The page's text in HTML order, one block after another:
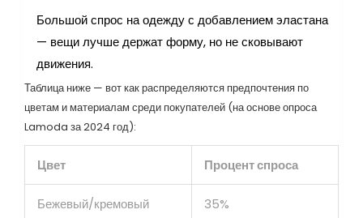
Большой спрос на одежду с добавлением эластана
— вещи лучше держат форму, но не сковывают
движения.
Таблица ниже — вот как распределяются предпочтения по
цветам и материалам среди покупателей (на основе опроса
Lamoda за 2024 год):
Цвет Процент спроса
Бежевый/кремовый 35%